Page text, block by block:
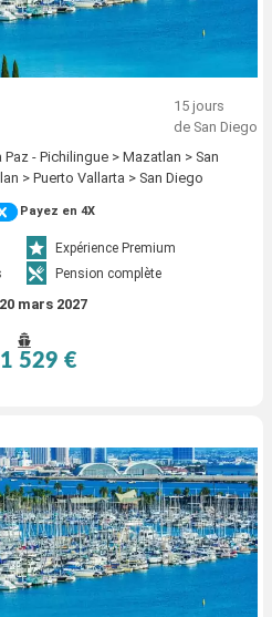
15 jours
de San Diego
- Pichilingue > Mazatlan > San
> Puerto Vallarta > San Diego
Payez en 4X
Expérience Premium
Pension complète
mars 2027
1 529 €